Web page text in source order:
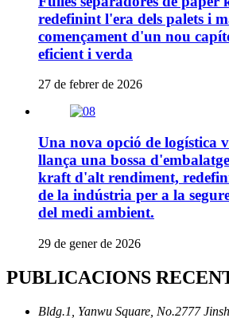
redefinint l'era dels palets i
començament d'un nou
eficient i verda
27 de febrer de 2026
Una nova opció de logística
llança una bossa
kraft d'alt rendiment,
de la indústria per a la
del medi ambient.
29 de gener de 2026
PUBLICACIONS
Bldg.1, Yanwu Square, No.2777